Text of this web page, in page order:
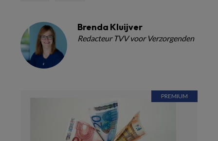
Brenda Kluijver
Redacteur TVV voor Verzorgenden